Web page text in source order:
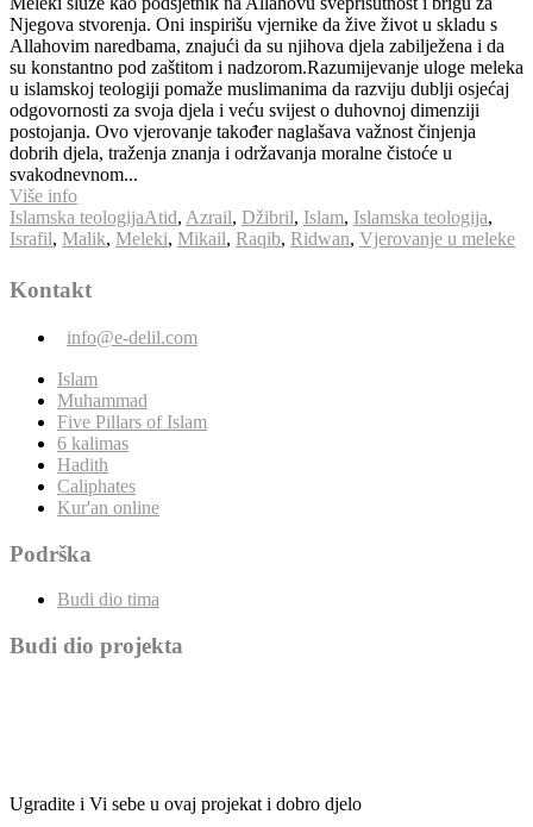
Njegova stvorenja. Oni inspirišu vjernike da žive život u skladu s
Allahovim naredbama, znajući da su njihova djela zabilježena i da
su konstantno pod zaštitom i nadzorom.Razumijevanje uloge meleka
u islamskoj teologiji pomaže muslimanima da razviju dublji osjećaj
odgovornosti za svoja djela i veću svijest o duhovnoj dimenziji
postojanja. Ovo vjerovanje također naglašava važnost činjenja
dobrih djela, traženja znanja i održavanja moralne čistoće u
svakodnevnom...
Više info
Islamska teologijaAtid, Azrail, Džibril, Islam, Islamska teologija,
Israfil, Malik, Meleki, Mikail, Raqib, Ridwan, Vjerovanje u meleke
Kontakt
info@e-delil.com
Islam
Muhammad
Five Pillars of Islam
6 kalimas
Hadith
Caliphates
Kur'an online
Podrška
Budi dio tima
Budi dio projekta
Ugradite i Vi sebe u ovaj projekat i dobro djelo